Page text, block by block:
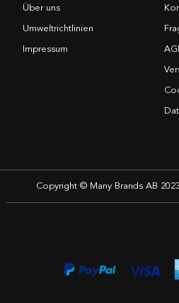
Über uns
Umweltrichtlinien
Impressum
Copyright © Many Brands AB